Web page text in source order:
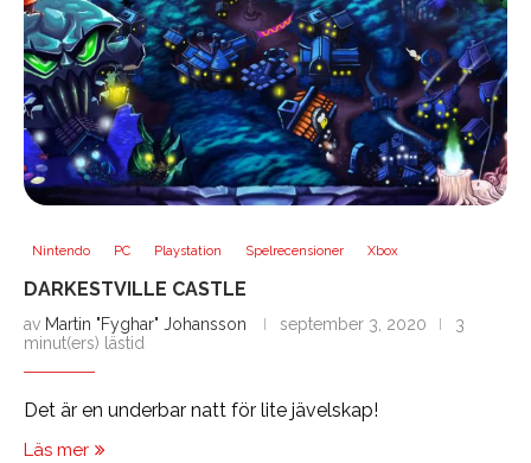
Nintendo PC Playstation Spelrecensioner Xbox
DARKESTVILLE CASTLE
av Martin "Fyghar" Johansson september 3, 2020
3
minut(ers) lästid
Det är en underbar natt för lite jävelskap!
Läs mer